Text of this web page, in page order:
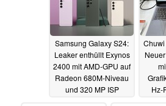
Samsung Galaxy S24:
Leaker enthüllt Exynos
2400 mit AMD-GPU auf
Radeon 680M-Niveau
und 320 MP ISP
Hz-